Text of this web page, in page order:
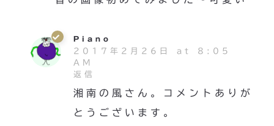
Piano
2017年2月26日 at 8:05
AM
返信
湘南の風さん。コメントありが
とうございます。